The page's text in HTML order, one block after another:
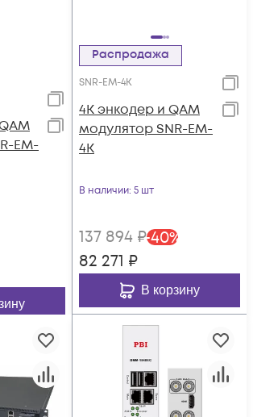
EM-
Распродажа
SNR-EM-4K
4K энкодер и QAM
модулятор SNR-EM-
4K
В наличии: 5 шт
137 894 ₽-40%
82 271 ₽
В корзину